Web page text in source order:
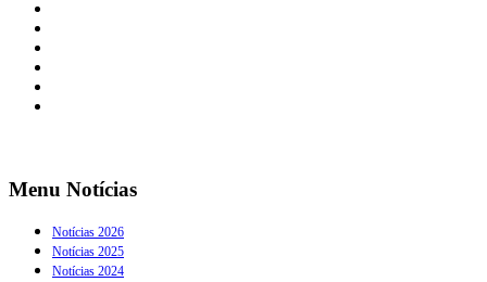
Menu Notícias
Notícias 2026
Notícias 2025
Notícias 2024